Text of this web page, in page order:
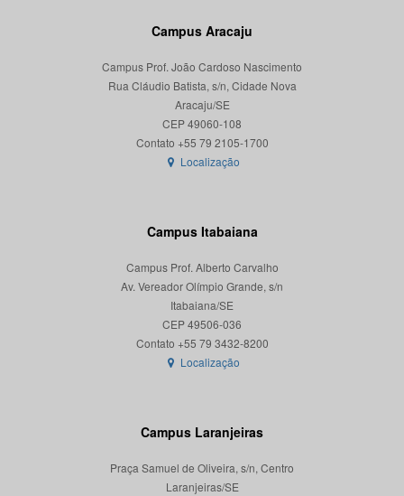
Campus Aracaju
Campus Prof. João Cardoso Nascimento
Rua Cláudio Batista, s/n, Cidade Nova
Aracaju/SE
CEP 49060-108
Localização
Campus Itabaiana
Campus Prof. Alberto Carvalho
Av. Vereador Olímpio Grande, s/n
Itabaiana/SE
CEP 49506-036
Localização
Campus Laranjeiras
Praça Samuel de Oliveira, s/n, Centro
Laranjeiras/SE